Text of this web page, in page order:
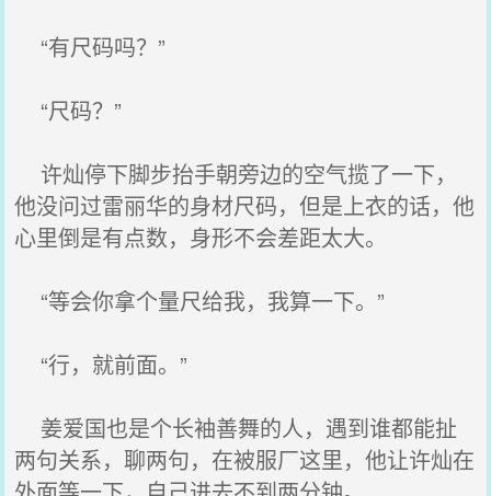
“有尺码吗？”
“尺码？”
许灿停下脚步抬手朝旁边的空气揽了一下，
他没问过雷丽华的身材尺码，但是上衣的话，他
心里倒是有点数，身形不会差距太大。
“等会你拿个量尺给我，我算一下。”
“行，就前面。”
姜爱国也是个长袖善舞的人，遇到谁都能扯
两句关系，聊两句，在被服厂这里，他让许灿在